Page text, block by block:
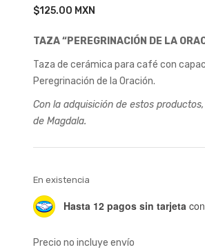
$125.00 MXN
TAZA “PEREGRINACIÓN DE LA
Taza de cerámica para café con
Peregrinación de la Oración.
Con la adquisición de estos
de Magdala.
En existencia
Hasta 12 pagos sin tarjeta
Precio no incluye envío